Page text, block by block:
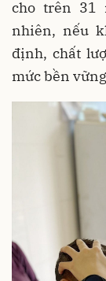
cho trên 31
nhiên, nếu
định, chất
mức bền